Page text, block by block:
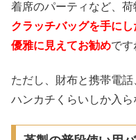
着席のパーティなど、荷
クラッチバッグを手に
優雅に見えてお勧めです
ただし、財布と携帯電話
ハンカチくらいしか入ら